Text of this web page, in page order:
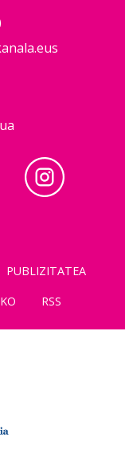
PUBLIZITATEA
RSS